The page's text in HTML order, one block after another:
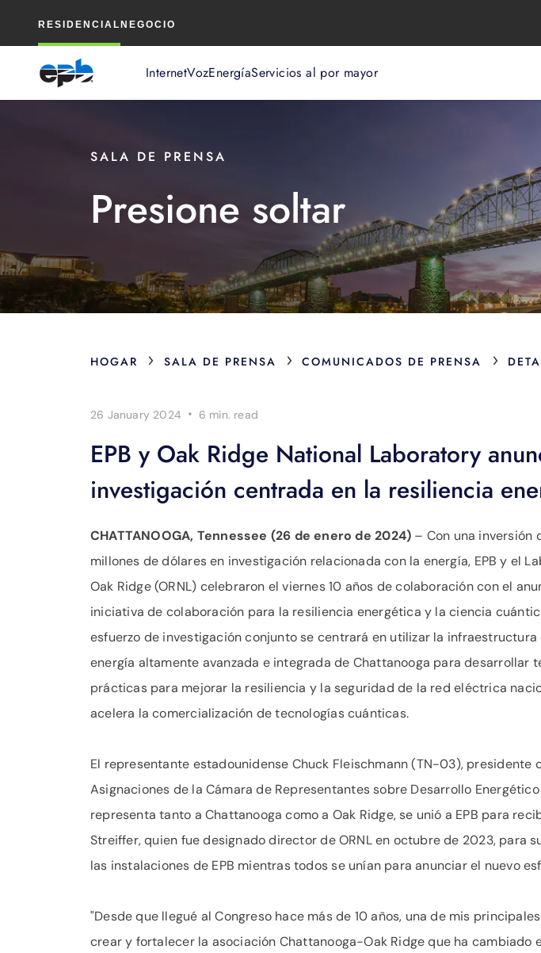
RESIDENCIAL NEGOCIO
InternetVozEnergíaServicios al por mayor
principal
SALA DE PRENSA
Presione soltar
HOGAR › SALA DE PRENSA › COMUNICADOS DE PRENSA ›
26 January 2024 · 6 min. read
EPB y Oak Ridge National Laboratory
investigación centrada en la resiliencia
CHATTANOOGA, Tennessee (26 de enero de 2024) – Con una inversión
millones de dólares en investigación relacionada con la energía, EPB y el
Oak Ridge (ORNL) celebraron el viernes 10 años de colaboración con el
iniciativa de colaboración para la resiliencia energética y la ciencia
esfuerzo de investigación conjunto se centrará en utilizar la
energía altamente avanzada e integrada de Chattanooga para desarrollar
prácticas para mejorar la resiliencia y la seguridad de la red eléctrica
acelera la comercialización de tecnologías cuánticas.
El representante estadounidense Chuck Fleischmann (TN-03), presidente
Asignaciones de la Cámara de Representantes sobre Desarrollo
representa tanto a Chattanooga como a Oak Ridge, se unió a EPB para
Streiffer, quien fue designado director de ORNL en octubre de 2023, para
las instalaciones de EPB mientras todos se unían para anunciar el nuevo
"Desde que llegué al Congreso hace más de 10 años, una de mis
crear y fortalecer la asociación Chattanooga-Oak Ridge que ha cambiado